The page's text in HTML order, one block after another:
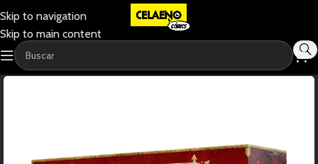
Skip to navigation
Skip to main content
-20%